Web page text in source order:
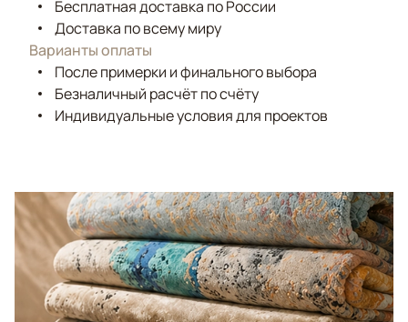
Бесплатная доставка по России
Доставка по всему миру
Варианты оплаты
После примерки и финального выбора
Безналичный расчёт по счёту
Индивидуальные условия для проектов